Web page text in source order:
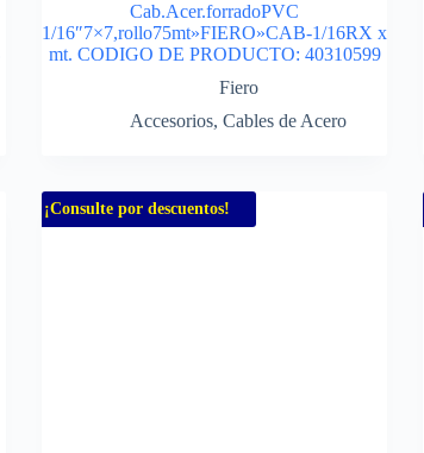
Cab.Acer.forradoPVC
1/16″7×7,rollo75mt»FIERO»CAB-1/16RX x
mt. CODIGO DE PRODUCTO: 40310599
Fiero
Accesorios, Cables de Acero
¡Consulte por descuentos!